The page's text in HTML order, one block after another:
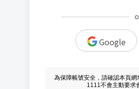
Google
為保障帳號安全，請確認本頁
1111不會主動要求